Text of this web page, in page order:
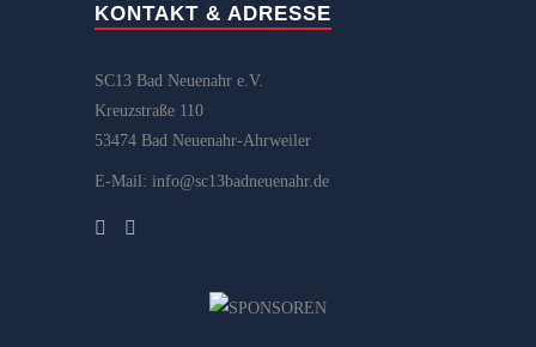
KONTAKT & ADRESSE
SC13 Bad Neuenahr e.V.
Kreuzstraße 110
53474 Bad Neuenahr-Ahrweiler
E-Mail: info@sc13badneuenahr.de